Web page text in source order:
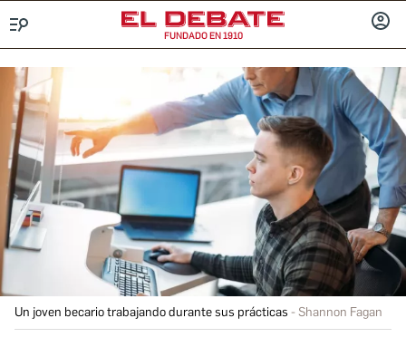
FUNDADO EN 1910
Un joven becario trabajando durante sus prácticas Shannon Fagan